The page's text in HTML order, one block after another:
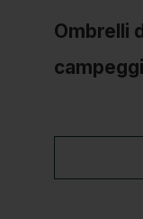
Ombrelli